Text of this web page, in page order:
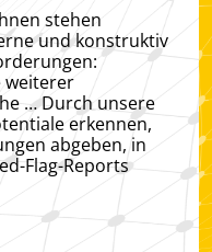
stehen
und konstruktiv
weiterer
… Durch unsere
erkennen,
abgeben, in
Flag-Reports